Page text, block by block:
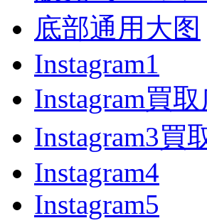
底部通用大图
Instagram1
Instagram買
Instagram3買
Instagram4
Instagram5